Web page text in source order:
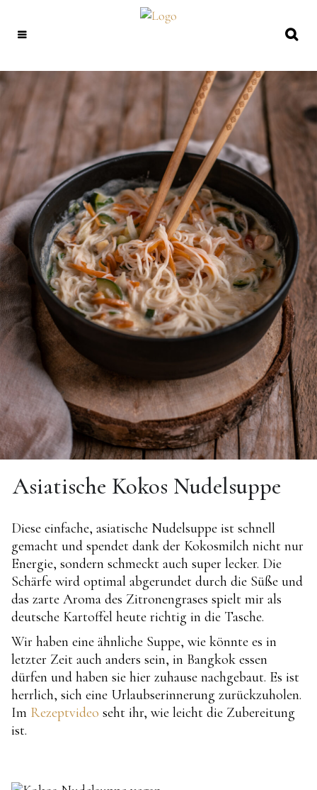
Asiatische Kokos Nudelsuppe
Diese einfache, asiatische Nudelsuppe ist schnell
gemacht und spendet dank der Kokosmilch nicht nur
Energie, sondern schmeckt auch super lecker. Die
Schärfe wird optimal abgerundet durch die Süße und
das zarte Aroma des Zitronengrases spielt mir als
deutsche Kartoffel heute richtig in die Tasche.
Wir haben eine ähnliche Suppe, wie könnte es in
letzter Zeit auch anders sein, in Bangkok essen
dürfen und haben sie hier zuhause nachgebaut. Es ist
herrlich, sich eine Urlaubserinnerung zurückzuholen.
Im Rezeptvideo seht ihr, wie leicht die Zubereitung
ist.